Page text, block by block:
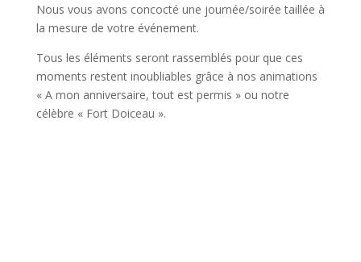
Nous vous avons concocté une journée/soirée taillée à
la mesure de votre événement.
Tous les éléments seront rassemblés pour que ces
moments restent inoubliables grâce à nos animations
« A mon anniversaire, tout est permis » ou notre
célèbre « Fort Doiceau ».